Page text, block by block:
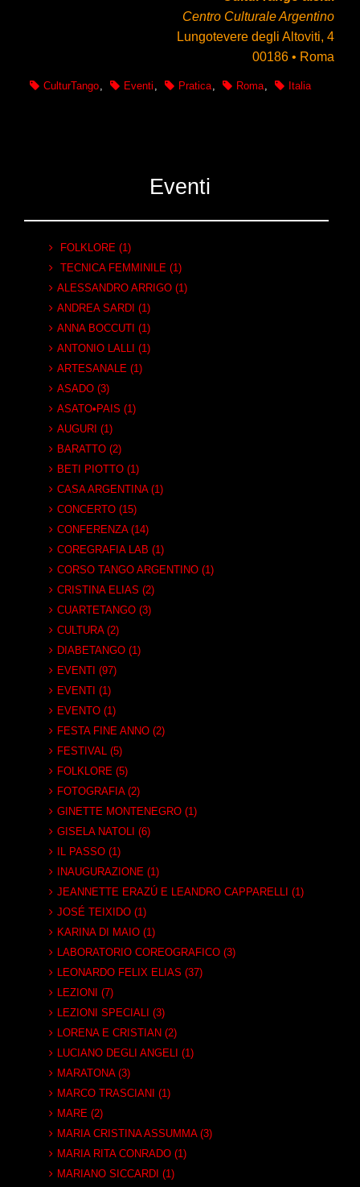
Centro Culturale Argentino
Lungotevere degli Altoviti, 4
00186 • Roma
CulturTango, Eventi , Pratica, Roma, Italia
Eventi
FOLKLORE (1)
TECNICA FEMMINILE (1)
ALESSANDRO ARRIGO (1)
ANDREA SARDI (1)
ANNA BOCCUTI (1)
ANTONIO LALLI (1)
ARTESANALE (1)
ASADO (3)
ASATO•PAIS (1)
AUGURI (1)
BARATTO (2)
BETI PIOTTO (1)
CASA ARGENTINA (1)
CONCERTO (15)
CONFERENZA (14)
COREGRAFIA LAB (1)
CORSO TANGO ARGENTINO (1)
CRISTINA ELIAS (2)
CUARTETANGO (3)
CULTURA (2)
DIABETANGO (1)
EVENTI (97)
EVENTI (1)
EVENTO (1)
FESTA FINE ANNO (2)
FESTIVAL (5)
FOLKLORE (5)
FOTOGRAFIA (2)
GINETTE MONTENEGRO (1)
GISELA NATOLI (6)
IL PASSO (1)
INAUGURAZIONE (1)
JEANNETTE ERAZÚ E LEANDRO CAPPARELLI (1)
JOSÉ TEIXIDO (1)
KARINA DI MAIO (1)
LABORATORIO COREOGRAFICO (3)
LEONARDO FELIX ELIAS (37)
LEZIONI (7)
LEZIONI SPECIALI (3)
LORENA E CRISTIAN (2)
LUCIANO DEGLI ANGELI (1)
MARATONA (3)
MARCO TRASCIANI (1)
MARE (2)
MARIA CRISTINA ASSUMMA (3)
MARIA RITA CONRADO (1)
MARIANO SICCARDI (1)